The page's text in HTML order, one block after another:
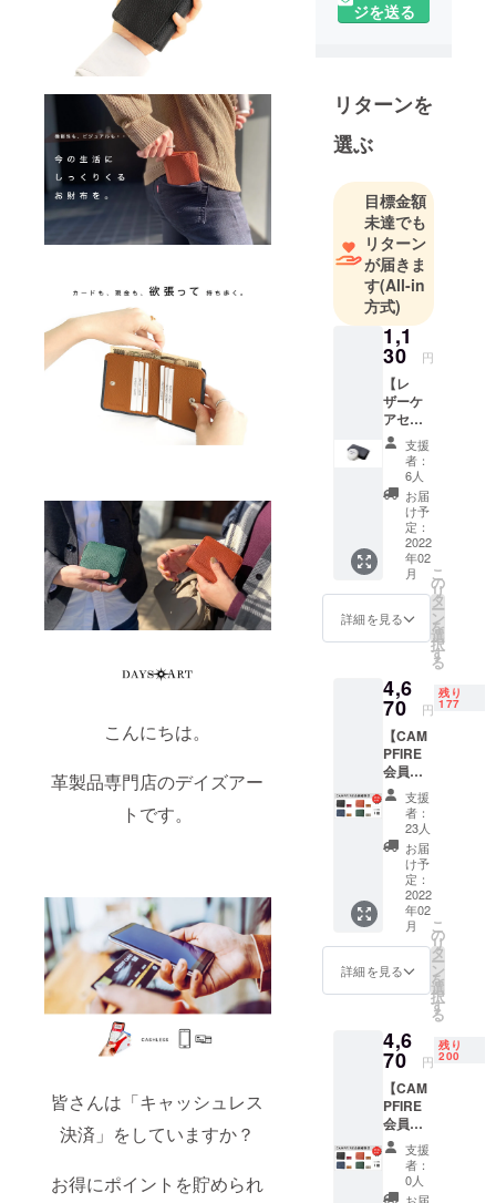
こんにちは。
革製品専門店のデイズアー
トです。
皆さんは「キャッシュレス
決済」をしていますか？
お得にポイントを貯められ
を一括管理
品専門のモ
ンパニーで
完成までに
は弊社顧客
様やSNSア
ンケートを
通じ、徹底
的にヒアリ
ングを行い
沢山の試作
品から完成
した品で
す。お使い
頂く方のこ
ちょっとし
た不満を少
しでも解消
できれば私
たちチーム
しく思いま
今後も、皆
様の意見を
取れ新しい
モノ作りに
チャレンジ
をしていこ
うと思って
おります。
世界の優れ
た物と日本
し、より良
いニーズを
捉えた商品
開発に携
わっていけ
れば良いと
思っていま
ジを送る
リターンを
選ぶ
目標金額
未達でも
リターン
が届きま
す(All-in
方式)
1,1
30 円
【レ
ザーケ
アセッ
ト：
9g】 保
湿効果
に優れ
たホホ
バオイ
ルと天
然ワッ
クスの
ビーズ
ワック
スとヒ
スを配
合した
当製品
と相性
のよい
COLUM
BUS社
製メン
テナン
スオイ
ル。 革
に柔ら
かさや
潤いを
与えて
劣化を
防ぎ、
せるク
リーム
クロス
も付い
ており
ますの
でお試
しに最
適なサ
支援
者：
6人
お届
け予
定：
2022
年02
月
詳細を見る
こ
の
リ
タ
ー
ン
を
選
択
す
る
4,6
70 円
残り
177
【CAM
PFIRE
会員様
限定：
15％OF
［小さ
な2つ折
り革財
布 ］×
１個 <
個数>：
200個限
定 <納
期>：
一般販
売予定
価格
￥5,500
（税・
送料
込）の
ところ
15%off
の
支援
者：
23人
お届
け予
定：
2022
年02
月
詳細を見る
こ
の
リ
タ
ー
ン
を
選
択
す
る
4,6
70 円
残り
200
【CAM
PFIRE
会員様
限定：
15％OF
［小さ
支援
者：
0人